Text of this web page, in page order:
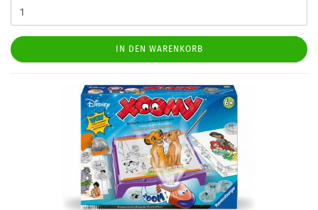
IN DEN WARENKORB